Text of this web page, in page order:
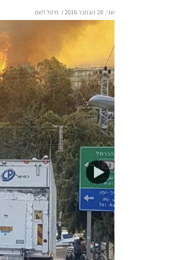
שני, 28 נובמבר 2016 / מיטל לשם